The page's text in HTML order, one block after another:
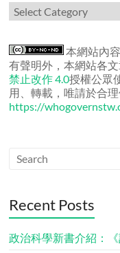
作
者
章
本網站內
有聲明外，本網站各
禁止改作 4.0授權公眾
用、轉載，唯請於合
https://
Recent Posts
政治科學新書介紹：《